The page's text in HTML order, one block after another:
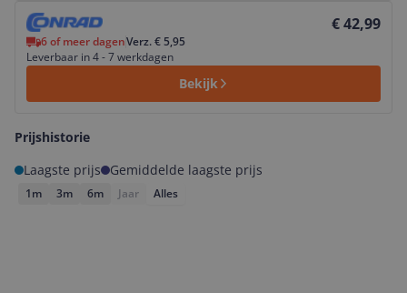
€ 42,99
6 of meer dagenVerz. € 5,95
Leverbaar in 4 - 7 werkdagen
Bekijk
Bekijk product
Prijshistorie
Laagste prijs
Gemiddelde laagste prijs
1m 3m 6m Jaar Alles